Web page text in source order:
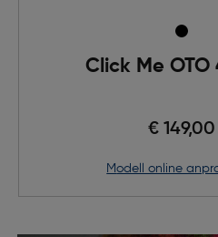
Click Me OTO
€ 149,00
Modell online